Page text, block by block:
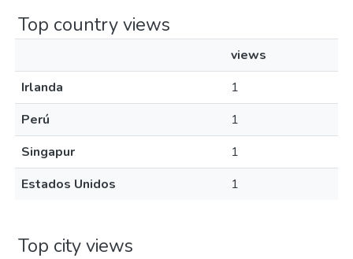
Top country views
views
Irlanda
1
Perú
1
Singapur
1
Estados Unidos
1
Top city views